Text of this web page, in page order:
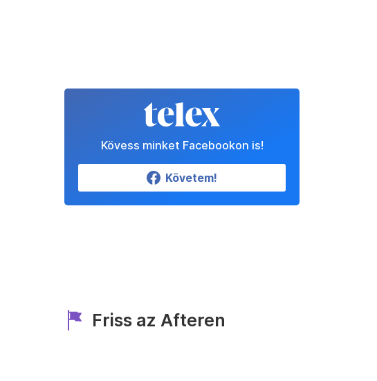
Kövess minket Facebookon is!
Követem!
Friss az Afteren